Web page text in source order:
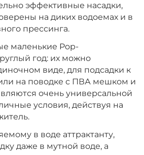
10 мм
‍399‍ ₽‍469‍₽ +
−
эффективные насадки,
на диких водоемах и в
прессинга.
маленькие Pop-
год: их можно
виде, для подсадки к
на поводке с ПВА мешком и
очень универсальной
условия, действуя на
в воде аттрактанту,
даже в мутной воде, а